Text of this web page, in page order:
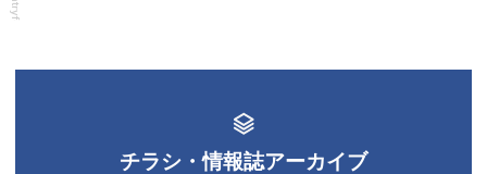
Entryform
チラシ・情報誌アーカイブ